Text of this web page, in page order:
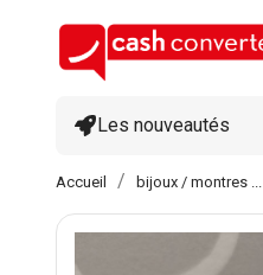
Les nouveautés
Accueil bijoux / montres ...